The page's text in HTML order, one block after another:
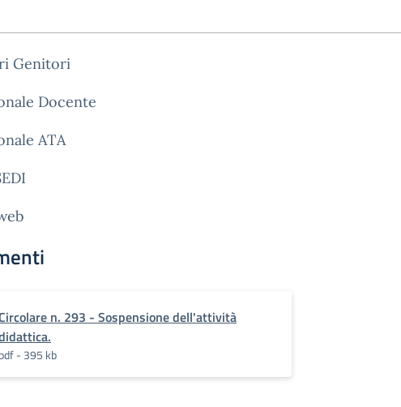
Genitori
Docente
ATA
n. 293 - Sospensione dell'attività
pdf - 395 kb